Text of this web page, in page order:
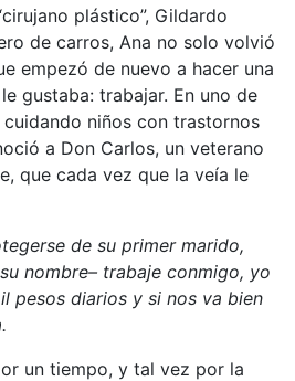
plástico”, Gildardo
de carros, Ana no solo volvió
empezó de nuevo a hacer una
gustaba: trabajar. En uno de
niños con trastornos
a Don Carlos, un veterano
que cada vez que la veía le
de su primer marido,
nombre– trabaje conmigo, yo
pesos diarios y si nos va bien
un tiempo, y tal vez por la